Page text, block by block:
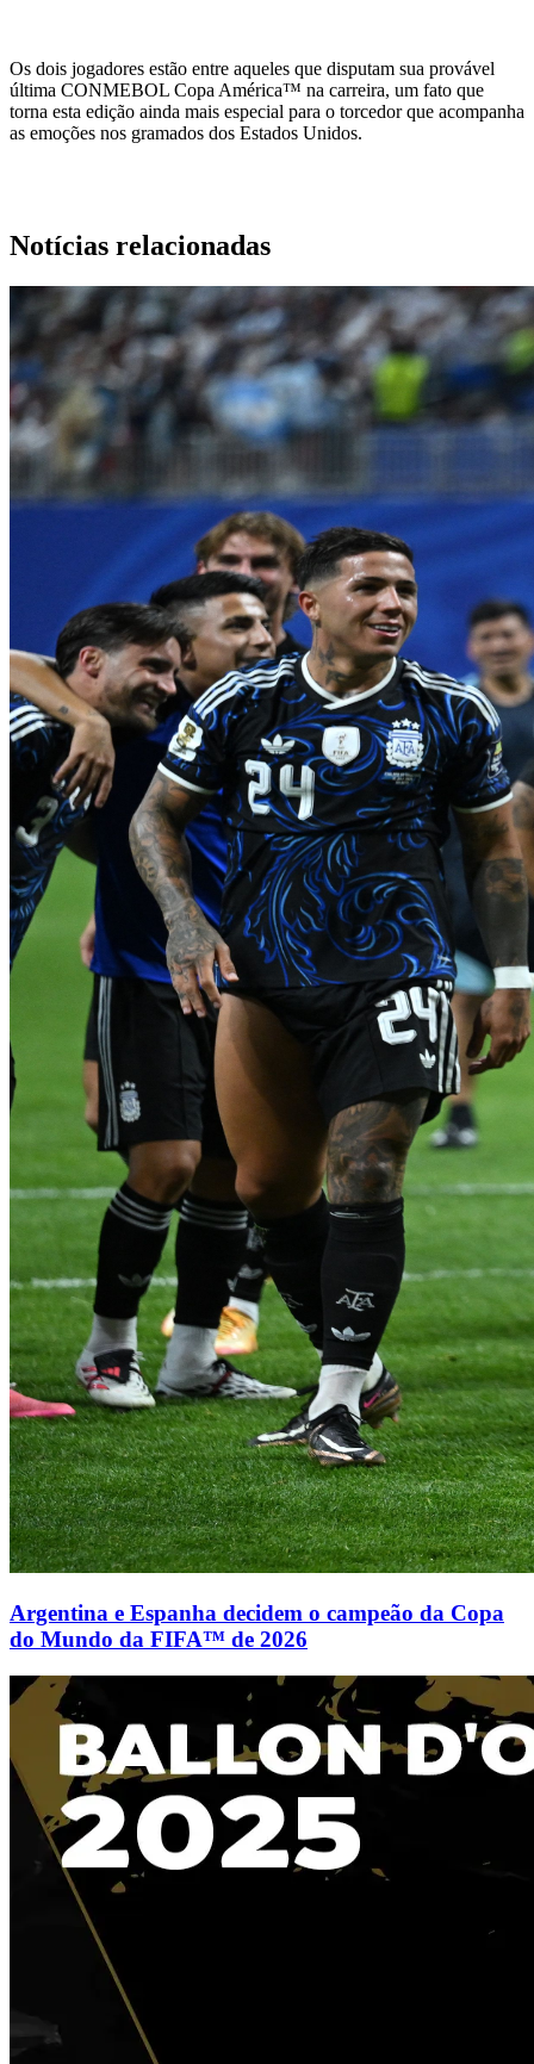
Os dois jogadores estão entre aqueles que disputam sua provável
última CONMEBOL Copa América™ na carreira, um fato que
torna esta edição ainda mais especial para o torcedor que acompanha
as emoções nos gramados dos Estados Unidos.
Notícias relacionadas
Argentina e Espanha decidem o campeão da Copa
do Mundo da FIFA™ de 2026